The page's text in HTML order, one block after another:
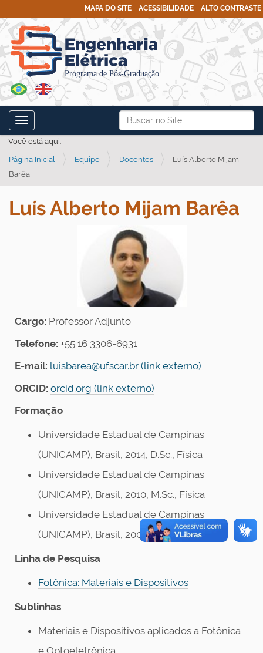
Busca
Busca Avançada…
MAPA DO SITE ACESSIBILIDADE ALTO CONTRASTE
Toggle navigation
Você está aqui:
Página Inicial Equipe Docentes
Luís Alberto Mijam
Barêa
Luís Alberto Mijam Barêa
Cargo: Professor Adjunto
Telefone: +55 16 3306-6931
E-mail: luisbarea@ufscar.br (link externo)
ORCID: orcid.org (link externo)
Formação
Universidade Estadual de Campinas
(UNICAMP), Brasil, 2014, D.Sc., Física
Universidade Estadual de Campinas
(UNICAMP), Brasil, 2010, M.Sc., Física
Universidade Estadual de Campinas
(UNICAMP), Brasil, 2008, B.Sc., Física
Linha de Pesquisa
Fotônica: Materiais e Dispositivos
Sublinhas
Materiais e Dispositivos aplicados a Fotônica